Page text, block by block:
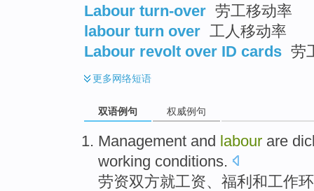
Labour turn-over 劳工移动率
labour turn over 工人移动率
Labour revolt over ID cards 劳
更多网络短语
双语例句 权威例句
Management and labour are
working conditions.
劳资双方就工资、 福利 和工作